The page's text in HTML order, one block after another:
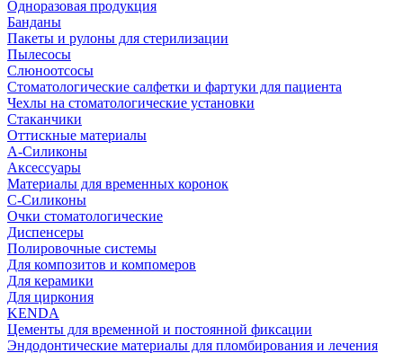
Одноразовая продукция
Банданы
Пакеты и рулоны для стерилизации
Пылесосы
Слюноотсосы
Стоматологические салфетки и фартуки для пациента
Чехлы на стоматологические установки
Стаканчики
Оттискные материалы
А-Силиконы
Аксессуары
Материалы для временных коронок
С-Силиконы
Очки стоматологические
Диспенсеры
Полировочные системы
Для композитов и компомеров
Для керамики
Для циркония
KENDA
Цементы для временной и постоянной фиксации
Эндодонтические материалы для пломбирования и лечения